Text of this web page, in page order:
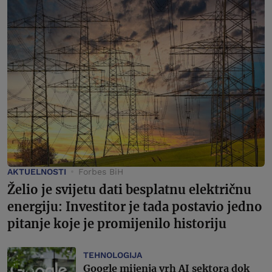
AKTUELNOSTI Forbes BiH
Želio je svijetu dati besplatnu električnu
energiju: Investitor je tada postavio jedno
pitanje koje je promijenilo historiju
TEHNOLOGIJA
Google mijenja vrh AI sektora dok